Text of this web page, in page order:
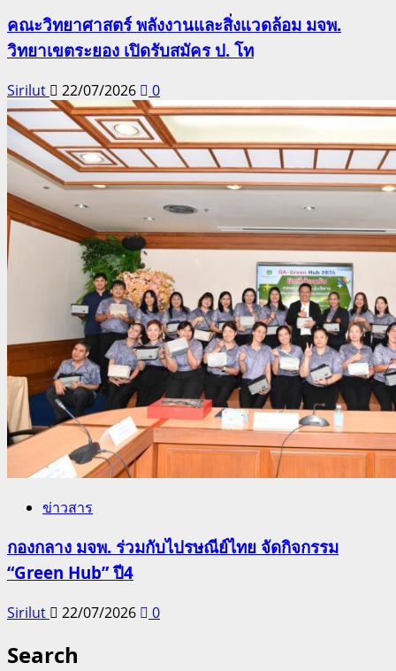
คณะวิทยาศาสตร์ พลังงานและสิ่งแวดล้อม มจพ.
วิทยาเขตระยอง เปิดรับสมัคร ป. โท
Sirilut 22/07/2026 0
ข่าวสาร
กองกลาง มจพ. ร่วมกับไปรษณีย์ไทย จัดกิจกรรม
“Green Hub” ปี4
Sirilut 22/07/2026 0
Search